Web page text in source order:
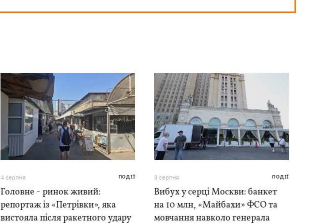
4 серпня ПОДІЇ
Головне - ринок живий:
репортаж із «Петрівки», яка
вистояла після ракетного удару
3 серпня ПОДІЇ
Вибух у серці Москви: банкет
на 10 млн, «Майбахи» ФСО та
мовчання навколо генерала